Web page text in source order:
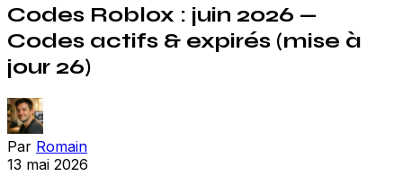
Codes Roblox : juin 2026 —
Codes actifs & expirés (mise à
jour 26)
Par Romain
13 mai 2026